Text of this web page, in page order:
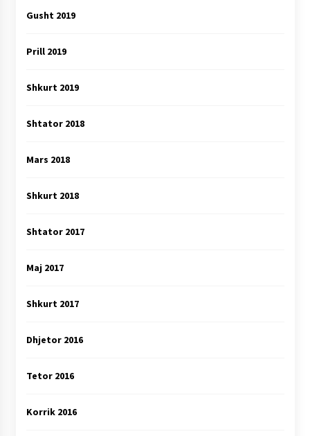
Gusht 2019
Prill 2019
Shkurt 2019
Shtator 2018
Mars 2018
Shkurt 2018
Shtator 2017
Maj 2017
Shkurt 2017
Dhjetor 2016
Tetor 2016
Korrik 2016